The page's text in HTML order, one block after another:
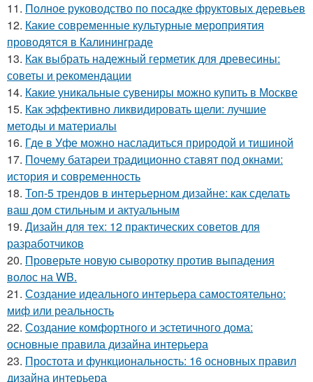
11. Полное руководство по посадке фруктовых деревьев
12. Какие современные культурные мероприятия
проводятся в Калининграде
13. Как выбрать надежный герметик для древесины:
советы и рекомендации
14. Какие уникальные сувениры можно купить в Москве
15. Как эффективно ликвидировать щели: лучшие
методы и материалы
16. Где в Уфе можно насладиться природой и тишиной
17. Почему батареи традиционно ставят под окнами:
история и современность
18. Топ-5 трендов в интерьерном дизайне: как сделать
ваш дом стильным и актуальным
19. Дизайн для тех: 12 практических советов для
разработчиков
20. Проверьте новую сыворотку против выпадения
волос на WB.
21. Создание идеального интерьера самостоятельно:
миф или реальность
22. Создание комфортного и эстетичного дома:
основные правила дизайна интерьера
23. Простота и функциональность: 16 основных правил
дизайна интерьера